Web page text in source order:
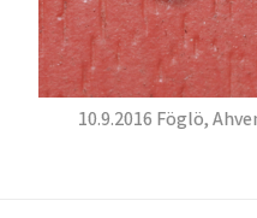
10.9.2016 Föglö,